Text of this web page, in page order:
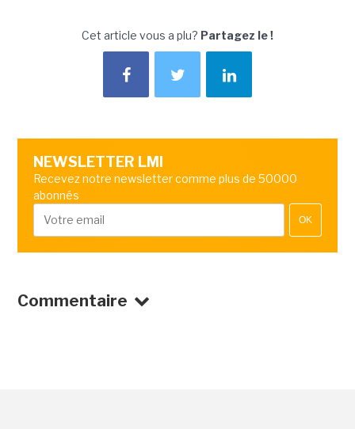
Cet article vous a plu? Partagez le !
NEWSLETTER LMI
Recevez notre newsletter comme plus de 50000
abonnés
OK
Commentaire